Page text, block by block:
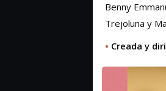
Benny
Trejoluna y
• Creada y